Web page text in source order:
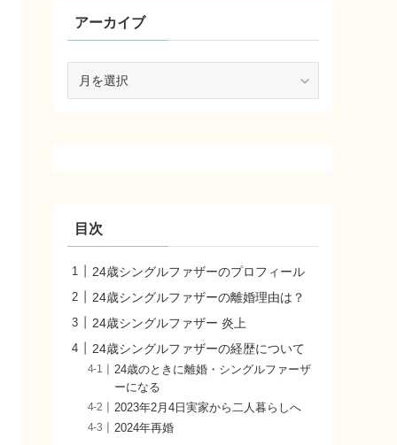
アーカイブ
目次
24歳シングルファザーのプロフィール
24歳シングルファザーの離婚理由は？
24歳シングルファザー 炎上
24歳シングルファザーの経歴について
24歳のときに離婚・シングルファーザ
ーになる
2023年2月4日実家から二人暮らしへ
2024年再婚